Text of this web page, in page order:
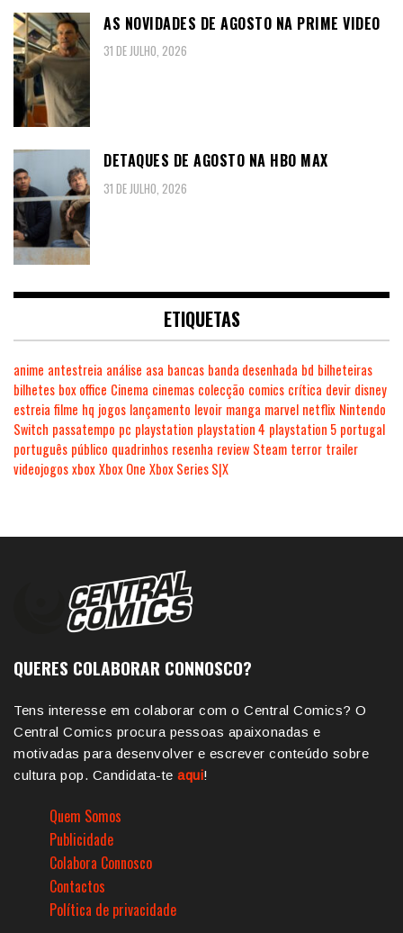
AS NOVIDADES DE AGOSTO NA PRIME VIDEO
31 DE JULHO, 2026
DETAQUES DE AGOSTO NA HBO MAX
31 DE JULHO, 2026
ETIQUETAS
anime antestreia análise asa bancas banda desenhada bd bilheteiras
bilhetes box office Cinema cinemas colecção comics crítica devir disney
estreia filme hq jogos lançamento levoir manga marvel netflix Nintendo
Switch passatempo pc playstation playstation 4 playstation 5 portugal
português público quadrinhos resenha review Steam terror trailer
videojogosxboxXbox One Xbox Series S|X
QUERES COLABORAR CONNOSCO?
Tens interesse em colaborar com o Central Comics? O
Central Comics procura pessoas apaixonadas e
motivadas para desenvolver e escrever conteúdo sobre
cultura pop. Candidata-te aqui!
Quem Somos
Publicidade
Colabora Connosco
Contactos
Política de privacidade